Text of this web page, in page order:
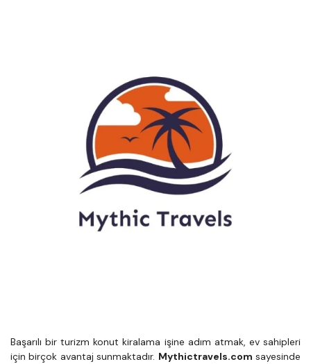
Başarılı bir turizm konut kiralama işine adım atmak, ev sahipleri
için birçok avantaj sunmaktadır. Mythictravels.com sayesinde